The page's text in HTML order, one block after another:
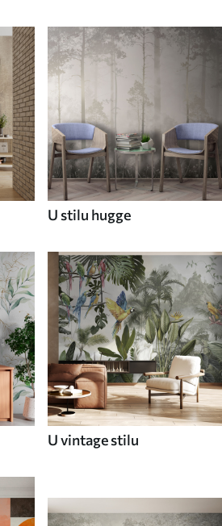
U stilu hugge
U vintage stilu